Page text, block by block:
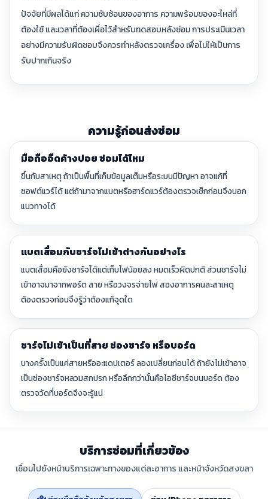
ปัจจัยที่มีผลได้แก่ ความซับซ้อนของอาการ ความพร้อมของอะไหล่ที่
ต้องใช้ และเวลาที่ต้องเผื่อไว้สำหรับทดสอบหลังซ่อม การประเมินเวลา
อย่างมีความรับผิดชอบจึงควรทำหลังตรวจเครื่อง เพื่อไม่ให้เป็นการ
รับปากเกินจริง
ความรู้ก่อนส่งซ่อม
มือถืออืดค้างบ่อย ซ่อมได้ไหม
ขึ้นกับสาเหตุ ถ้าเป็นพื้นที่เก็บข้อมูลเต็มหรือระบบมีปัญหา อาจแก้ที่
ซอฟต์แวร์ได้ แต่ถ้ามาจากแบตหรือฮาร์ดแวร์ต้องตรวจเช็กก่อนจึงบอก
แนวทางได้
แบตเสื่อมกับชาร์จไม่เข้าต่างกันอย่างไร
แบตเสื่อมคือยังชาร์จได้แต่เก็บไฟน้อยลง หมดเร็วผิดปกติ ส่วนชาร์จไม่
เข้าอาจมาจากพอร์ต สาย หรือวงจรจ่ายไฟ สองอาการคนละสาเหตุ
ต้องตรวจก่อนจึงรู้ว่าต้องแก้จุดใด
ชาร์จไม่เข้าเป็นที่สาย ช่องชาร์จ หรือบอร์ด
บางครั้งเป็นแค่สายหรืออะแดปเตอร์ ลองเปลี่ยนก่อนได้ ถ้ายังไม่เข้าอาจ
เป็นช่องชาร์จหลวมสกปรก หรือลึกกว่านั้นคือไอซีชาร์จบนบอร์ด ต้อง
ตรวจวัดที่บอร์ดจึงจะรู้แน่
บริการซ่อมที่เกี่ยวข้อง
เชื่อมไปยังหน้าบริการเฉพาะทางของแต่ละอาการ และหน้าจังหวัดสงขลา